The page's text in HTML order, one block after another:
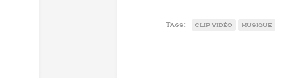
Tags: clip vidéo musique